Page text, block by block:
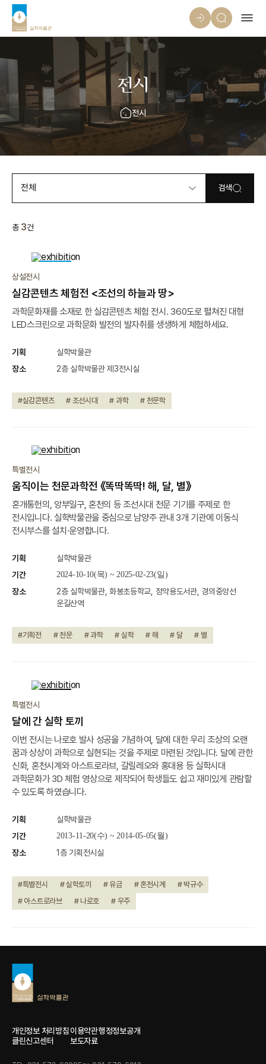
전시
전시
전체 검색
총 3건
상설전시
실감콘텐츠 체험전 <조선의 하늘과 땅>
과학문화재를 소재로 한 실감콘텐츠 체험 전시. 360도로 펼쳐진 대형
LED스크린으로 과학문화 발전의 발자취를 생생하게 체험하세요.
기획
실학박물관
장소
2층 실학박물관 제3전시실
#실감콘텐츠 # 조선시대 # 과학 # 천문학
특별전시
움직이는 천문과학전 《똑딱똑딱! 해, 달, 별》
혼개통헌의, 앙부일구, 혼천의 등 조선시대 천문 기기를 주제로 한
전시입니다. 실학박물관을 중심으로 남양주 관내 3개 기관에 이동식
전시부스를 설치·운영합니다.
기획
실학박물관
기간
2024-10-10(목) ~ 2025-02-23(일)
장소
2층 실학박물관, 화봉초등학교, 정약용도서관, 경의중앙선
운길산역
#기획전 # 천문 # 과학 # 실학 # 해 # 달 # 별
특별전시
달에 간 실학 토끼
이번 전시는 나로호 발사 성공을 기념하여, 달에 대한 우리 조상의 오랜
꿈과 상상이 과학으로 실현되는 것을 주제로 마련된 것입니다. 달에 관한
신화, 혼천시계와 아스트로라브, 갈릴레오와 홍대용 등 실학시대
과학문화가 3D 체험 영상으로 제작되어 학생들도 쉽고 재미있게 관람할
수 있도록 하였습니다.
기획
실학박물관
기간
2013-11-20(수) ~ 2014-05-05(월)
장소 1층 기획전시실
#특별전시 # 실학토끼 # 유금 # 혼천시계
# 박규수
# 아스트로라브
# 나로호 # 우주
개인정보 처리방침 이용약관행정정보공개
클린신고센터
보도자료